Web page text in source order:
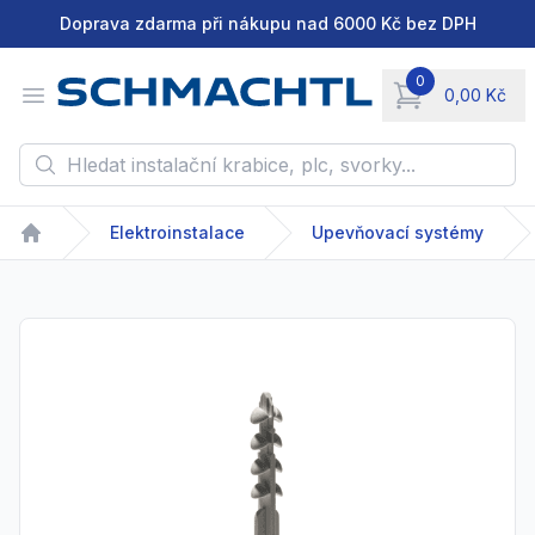
Doprava zdarma při nákupu nad 6000 Kč bez DPH
Open menu
0
0,00 Kč
items in cart,
Hledat instalační krabice, plc, svorky...
Home
Elektroinstalace Upevňovací systémy